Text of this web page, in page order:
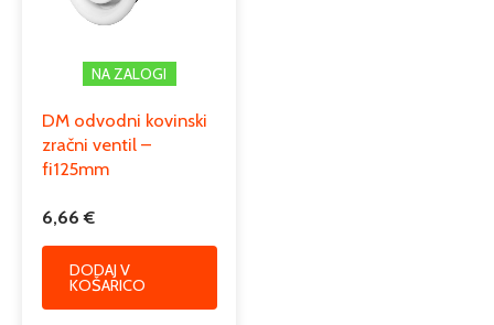
NA ZALOGI
DM odvodni kovinski
zračni ventil –
fi125mm
6,66€
DODAJ V
KOŠARICO